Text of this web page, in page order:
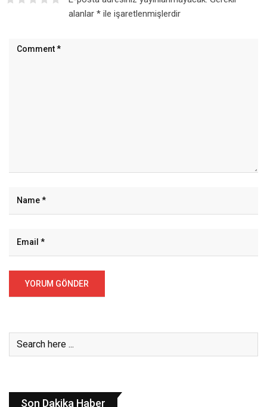
alanlar *ile işaretlenmişlerdir
Son Dakika Haber